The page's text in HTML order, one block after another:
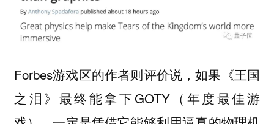
Forbes游戏区的作者则评价说，如果《王国
之泪》最终能拿下GOTY（年度最佳游